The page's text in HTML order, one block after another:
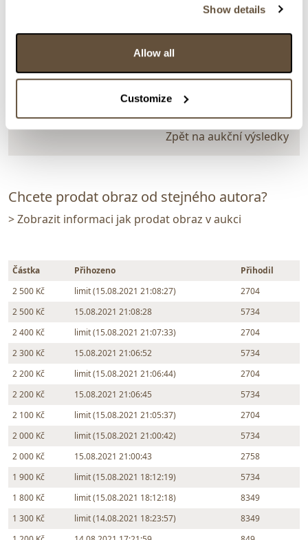
Show details
Allow all
Customize
63884. Cestou z pole
Dražba ukončena:
15.08.2021 21:13:28
Zpět na aukční výsledky
Chcete prodat obraz od stejného autora?
> Zobrazit informaci jak prodat obraz v aukci
Částka Přihozeno
Přihodil
2 500 Kč
limit (15.08.2021 21:08:27)
2704
2 500 Kč
15.08.2021 21:08:28
5734
2 400 Kč
limit (15.08.2021 21:07:33)
2704
2 300 Kč
15.08.2021 21:06:52
5734
2 200 Kč
limit (15.08.2021 21:06:44)
2704
2 200 Kč
15.08.2021 21:06:45
5734
2 100 Kč
limit (15.08.2021 21:05:37)
2704
2 000 Kč
limit (15.08.2021 21:00:42)
5734
2 000 Kč
15.08.2021 21:00:43
2758
1 900 Kč
limit (15.08.2021 18:12:19)
5734
1 800 Kč
limit (15.08.2021 18:12:18)
8349
1 300 Kč
limit (14.08.2021 18:23:57)
8349